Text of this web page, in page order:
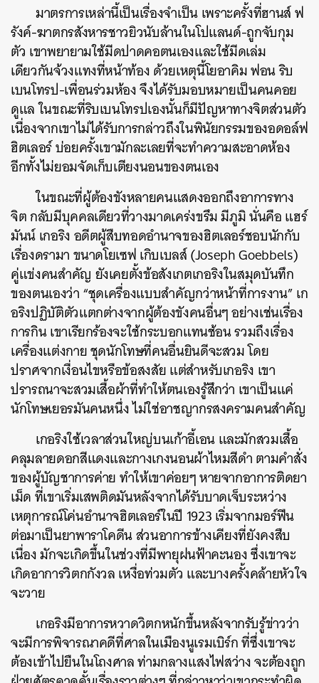
มาตรการเหล่านี้เป็นเรื่องจำเป็น เพราะครั้งที่ฮานส์ ฟ
รังค์-ฆาตกรสังหารชาวยิวนับล้านในโปแลนด์-ถูกจับกุม
ตัว เขาพยายามใช้มีดปาดคอตนเองและใช้มีดเล่ม
เดียวกันจ้วงแทงที่หน้าท้อง ด้วยเหตุนี้โยอาคิม ฟอน ริบ
เบนโทรป-เพื่อนร่วมห้อง จึงได้รับมอบหมายเป็นคนคอย
ดูแล ในขณะที่ริบเบนโทรปเองนั้นก็มีปัญหาทางจิตส่วนตัว
เนื่องจากเขาไม่ได้รับการกล่าวถึงในพินัยกรรมของอดอล์ฟ
ฮิตเลอร์ บ่อยครั้งเขามักละเลยที่จะทำความสะอาดห้อง
อีกทั้งไม่ยอมจัดเก็บเตียงนอนของตนเอง
ในขณะที่ผู้ต้องขังหลายคนแสดงออกถึงอาการทาง
จิต กลับมีบุคคลเดียวที่วางมาดเคร่งขรึม มีภูมิ นั่นคือ แฮร์
มันน์ เกอริง อดีตผู้สืบทอดอำนาจของฮิตเลอร์ชอบนักกับ
เรื่องดรามา ขนาดโยเซฟ เกิบเบลส์ (Joseph Goebbels)
คู่แข่งคนสำคัญ ยังเคยตั้งข้อสังเกตเกอริงในสมุดบันทึก
ของตนเองว่า “ชุดเครื่องแบบสำคัญกว่าหน้าที่การงาน” เก
อริงปฏิบัติตัวแตกต่างจากผู้ต้องขังคนอื่นๆ อย่างเช่นเรื่อง
การกิน เขาเรียกร้องจะใช้กระบอกแทนช้อน รวมถึงเรื่อง
เครื่องแต่งกาย ชุดนักโทษที่คนอื่นยินดีจะสวม โดย
ปราศจากเงื่อนไขหรือข้อสงสัย แต่สำหรับเกอริง เขา
ปรารถนาจะสวมเสื้อผ้าที่ทำให้ตนเองรู้สึกว่า เขาเป็นแค่
นักโทษเยอรมันคนหนึ่ง ไม่ใช่อาชญากรสงครามคนสำคัญ
เกอริงใช้เวลาส่วนใหญ่บนเก้าอี้เอน และมักสวมเสื้อ
คลุมลายดอกสีแดงและกางเกงนอนผ้าไหมสีดำ ตามคำสั่ง
ของผู้บัญชาการค่าย ทำให้เขาค่อยๆ หายจากอาการติดยา
เม็ด ที่เขาเริ่มเสพติดมันหลังจากได้รับบาดเจ็บระหว่าง
เหตุการณ์โค่นอำนาจฮิตเลอร์ในปี 1923 เริ่มจากมอร์ฟีน
ต่อมาเป็นยาพาราโคดีน ส่วนอาการข้างเคียงที่ยังคงสืบ
เนื่อง มักจะเกิดขึ้นในช่วงที่มีพายุฝนฟ้าคะนอง ซึ่งเขาจะ
เกิดอาการวิตกกังวล เหงื่อท่วมตัว และบางครั้งคล้ายหัวใจ
จะวาย
เกอริงมีอาการหวาดวิตกหนักขึ้นหลังจากรับรู้ข่าวว่า
จะมีการพิจารณาคดีที่ศาลในเมืองนูเรมเบิร์ก ที่ซึ่งเขาจะ
ต้องเข้าไปยืนในโถงศาล ท่ามกลางแสงไฟสว่าง จะต้องถูก